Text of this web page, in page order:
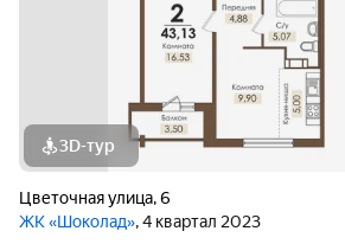
3D-тур
Цветочная улица,6
ЖК «Шоколад», 4 квартал 2023